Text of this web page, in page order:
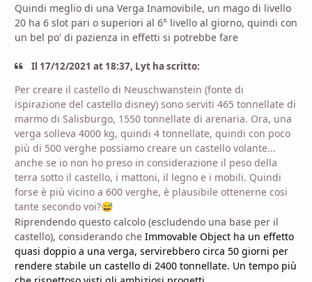
Quindi meglio di una Verga Inamovibile, un mago di livello
20 ha 6 slot pari o superiori al 6° livello al giorno, quindi con
un bel po' di pazienza in effetti si potrebbe fare
Il 17/12/2021 at 18:37, Lyt ha scritto:
Per creare il castello di Neuschwanstein (fonte di
ispirazione del castello disney) sono serviti 465 tonnellate di
marmo di Salisburgo, 1550 tonnellate di arenaria. Ora, una
verga solleva 4000 kg, quindi 4 tonnellate, quindi con poco
più di 500 verghe possiamo creare un castello volante...
anche se io non ho preso in considerazione il peso della
terra sotto il castello, i mattoni, il legno e i mobili. Quindi
forse è più vicino a 600 verghe, è plausibile ottenerne cosi
tante secondo voi?😅
Riprendendo questo calcolo (escludendo una base per il
castello), considerando che Immovable Object ha un effetto
quasi doppio a una verga, servirebbero circa 50 giorni per
rendere stabile un castello di 2400 tonnellate. Un tempo più